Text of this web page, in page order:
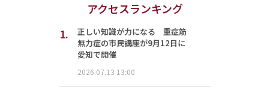
アクセスランキング
1.
正しい知識が力になる 重症筋
無力症の市民講座が9月12日に
愛知で開催
2026.07.13 13:00